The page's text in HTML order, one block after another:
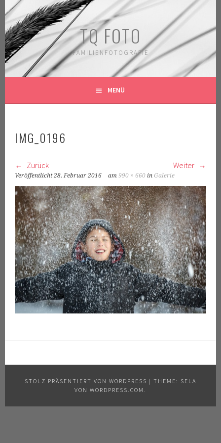
Springe
zum
Inhalt
TQ FOTO
FAMILIENFOTOGRAFIE
MENÜ
IMG_0196
Zurück Weiter
Veröffentlicht28. Februar 2016 am990 × 660 inGalerie
STOLZ PRÄSENTIERT VON WORDPRESS | THEME: SELA
VON WORDPRESS.COM .